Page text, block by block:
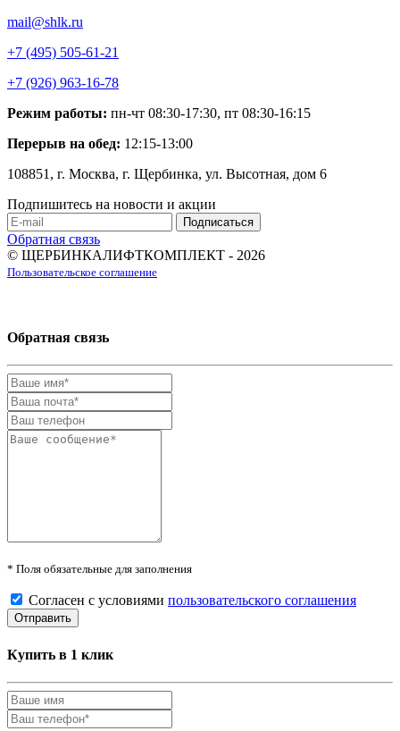
mail@shlk.ru
+7 (495) 505-61-21
+7 (926) 963-16-78
Режим работы: пн-чт 08:30-17:30, пт 08:30-16:15
Перерыв на обед: 12:15-13:00
108851, г. Москва, г. Щербинка, ул. Высотная, дом 6
Подпишитесь на новости и акции
Обратная связь
© ЩЕРБИНКАЛИФТКОМПЛЕКТ - 2026
Пользовательское соглашение
Обратная связь
* Поля обязательные для заполнения
Согласен с условиями пользовательского соглашения
Купить в 1 клик